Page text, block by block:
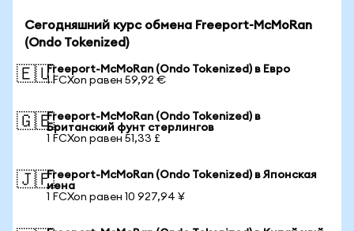
Сегодняшний курс обмена Freeport-McMoRan
(Ondo Tokenized)
🇪🇺Freeport-McMoRan (Ondo Tokenized) в Евро
1 FCXon равен 59,92 €
🇬🇧Freeport-McMoRan (Ondo Tokenized) в
Британский фунт стерлингов
1 FCXon равен 51,33 £
🇯🇵Freeport-McMoRan (Ondo Tokenized) в Японская
иена
1 FCXon равен 10 927,94 ¥